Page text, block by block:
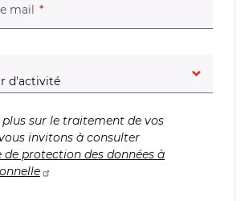
mail (champ obligatoire)
obligatoire)
sur le traitement de vos
invitons à consulter
de protection des données à